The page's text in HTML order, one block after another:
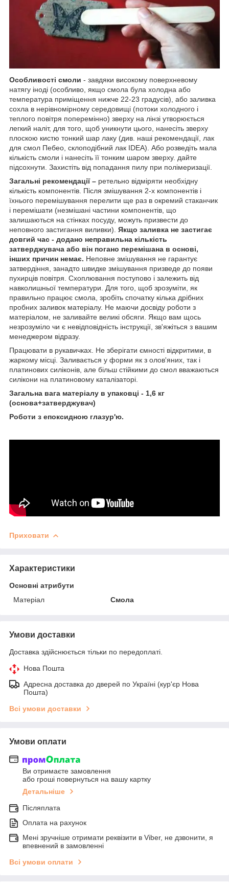
Особливості смоли - завдяки високому поверхневому
натягу іноді (особливо, якщо смола була холодна або
температура приміщення нижче 22-23 градусів), або заливка
сохла в нерівномірному середовищі (потоки холодного і
теплого повітря поперемінно) зверху на лінзі утворюється
легкий наліт, для того, щоб уникнути цього, нанесіть зверху
плоскою кистю тонкий шар лаку (див. наші рекомендації, лак
для смол Пебео, склоподібний лак IDEA). Або розведіть мала
кількість смоли і нанесіть її тонким шаром зверху. дайте
підсохнути. Захистіть від попадання пилу при полімеризації.
Загальні рекомендації – ретельно відміряти необхідну
кількість компонентів. Після змішування 2-х компонентів і
їхнього перемішування перелити ще раз в окремий стаканчик
і перемішати (незмішані частини компонентів, що
залишаються на стінках посуду, можуть призвести до
неповного застигання виливки). Якщо заливка не застигає
довгий час - додано неправильна кількість
затверджувача або він погано перемішана в основі,
інших причин немає. Неповне змішування не гарантує
затвердіння, занадто швидке змішування призведе до появи
пухирців повітря. Схоплювання поступово і залежить від
навколишньої температури. Для того, щоб зрозуміти, як
правильно працює смола, зробіть спочатку кілька дрібних
пробних заливок матеріалу. Не маючи досвіду роботи з
матеріалом, не заливайте великі обсяги. Якщо вам щось
незрозуміло чи є невідповідність інструкції, зв'яжіться з вашим
менеджером відразу.
Працювати в рукавичках. Не зберігати ємності відкритими, в
жаркому місці. Заливається у форми як з олов'яних, так і
платинових силіконів, але більш стійкими до смол вважаються
силікони на платиновому каталізаторі.
Загальна вага матеріалу в упаковці - 1,6 кг
(основа+затверджувач)
Роботи з епоксидною глазур'ю.
Приховати
Характеристики
Основні атрибути
Матеріал
Смола
Умови доставки
Доставка здійснюється тільки по передоплаті.
Нова Пошта
Адресна доставка до дверей по Україні (кур'єр Нова
Пошта)
Всі умови доставки
Умови оплати
Ви отримаєте замовлення
або гроші повернуться на вашу картку
Детальніше
Післяплата
Оплата на рахунок
Мені зручніше отримати реквізити в Viber, не дзвонити, я
впевнений в замовленні
Всі умови оплати